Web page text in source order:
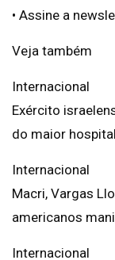
• Assine a
Veja também
Internacional
Exército
do maior
Internacional
Macri, Vargas
americanos
Internacional